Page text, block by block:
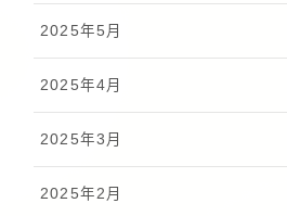
2025年5月
2025年4月
2025年3月
2025年2月